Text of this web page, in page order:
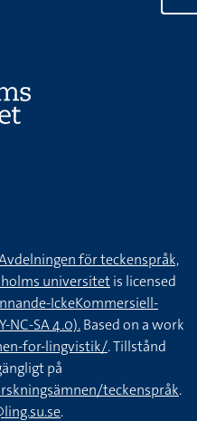
för teckenspråk,
universitetis licensed
IckeKommersiell-
NC-SA 4.0).Based on a work
for-lingvistik/. Tillstånd
på
teckenspråk.
.